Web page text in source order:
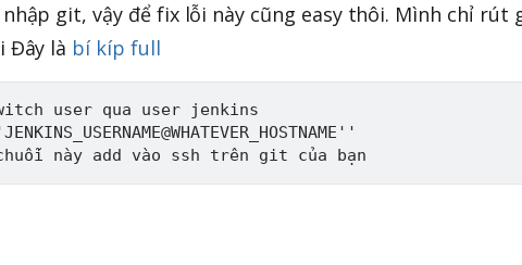
git, vậy để fix lỗi này cũng easy thôi. Mình chỉ rút
Đây là bí kíp full
user qua user jenkins